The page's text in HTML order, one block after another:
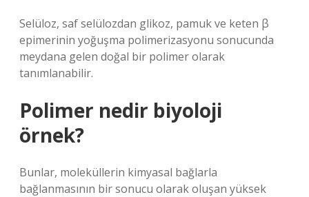
Selüloz, saf selülozdan glikoz, pamuk ve keten β
epimerinin yoğuşma polimerizasyonu sonucunda
meydana gelen doğal bir polimer olarak
tanımlanabilir.
Polimer nedir biyoloji
örnek?
Bunlar, moleküllerin kimyasal bağlarla
bağlanmasının bir sonucu olarak oluşan yüksek